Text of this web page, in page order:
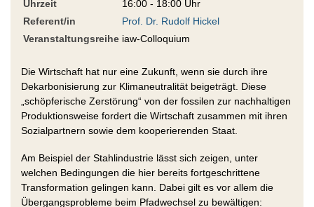
Uhrzeit
16:00 - 18:00 Uhr
Referent/in
Prof. Dr. Rudolf Hickel
Veranstaltungsreihe iaw-Colloquium
Die Wirtschaft hat nur eine Zukunft, wenn sie durch ihre
Dekarbonisierung zur Klimaneutralität beigeträgt. Diese
„schöpferische Zerstörung“ von der fossilen zur nachhaltigen
Produktionsweise fordert die Wirtschaft zusammen mit ihren
Sozialpartnern sowie dem kooperierenden Staat.
Am Beispiel der Stahlindustrie lässt sich zeigen, unter
welchen Bedingungen die hier bereits fortgeschrittene
Transformation gelingen kann. Dabei gilt es vor allem die
Übergangsprobleme beim Pfadwechsel zu bewältigen: